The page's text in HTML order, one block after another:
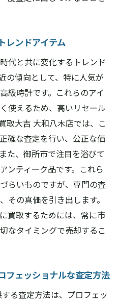
レンドアイテム
代と共に変化するトレンド
の傾向として、特に人気が
級時計です。これらのアイ
使えるため、高いリセール
取大吉 大和八木店では、こ
確な査定を行い、公正な価
た、御所市で注目を浴びて
ンティーク品です。これら
らいものですが、専門の査
その真価を引き出します。
買取するためには、常に市
なタイミングで売却するこ
フェッショナルな査定方法
る査定方法は、プロフェッ